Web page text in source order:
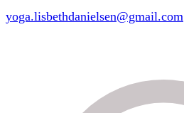
yoga.lisbethdanielsen@gmail.com